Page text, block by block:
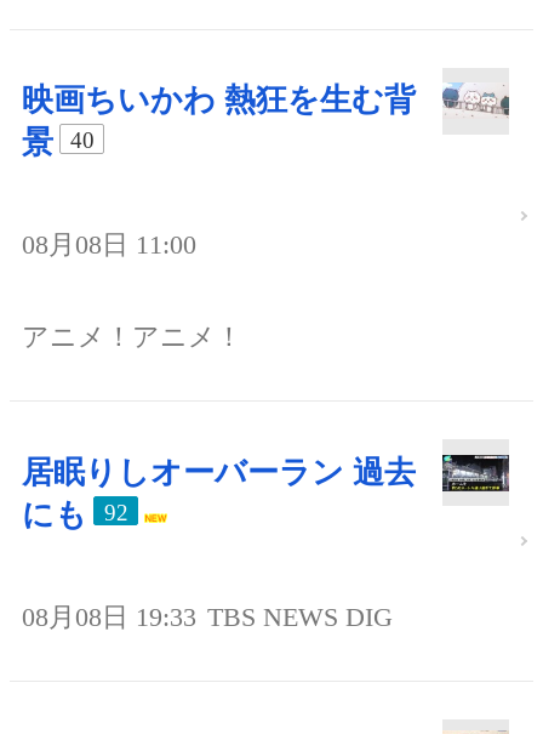
映画ちいかわ 熱狂を生む背
景
40
08月08日 11:00
アニメ！アニメ！
居眠りしオーバーラン 過去
にも
92
08月08日 19:33 TBS NEWS DIG